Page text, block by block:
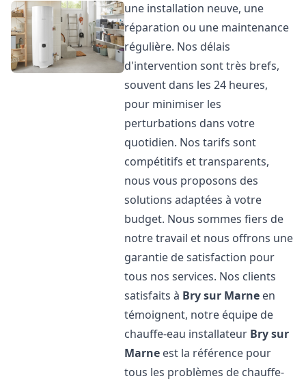
une installation neuve, une
réparation ou une maintenance
régulière. Nos délais
d'intervention sont très brefs,
souvent dans les 24 heures,
pour minimiser les
perturbations dans votre
quotidien. Nos tarifs sont
compétitifs et transparents,
nous vous proposons des
solutions adaptées à votre
budget. Nous sommes fiers de
notre travail et nous offrons une
garantie de satisfaction pour
tous nos services. Nos clients
satisfaits à Bry sur Marne en
témoignent, notre équipe de
chauffe-eau installateur Bry sur
Marne est la référence pour
tous les problèmes de chauffe-